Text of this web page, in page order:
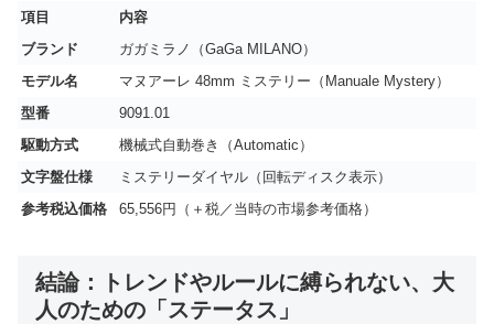
項目
内容
ブランド
ガガミラノ（GaGa MILANO）
モデル名
マヌアーレ 48mm ミステリー（Manuale Mystery）
型番
9091.01
駆動方式
機械式自動巻き（Automatic）
文字盤仕様
ミステリーダイヤル（回転ディスク表示）
参考税込価格
65,556円（＋税／当時の市場参考価格）
結論：トレンドやルールに縛られない、大
人のための「ステータス」